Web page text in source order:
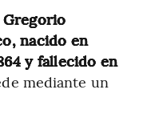
Gregorio
nacido en
y fallecido en
mediante un